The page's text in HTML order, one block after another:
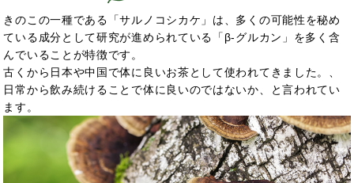
きのこの一種である「サルノコシカケ」は、 多くの可能性を秘め
ている成分として研究が進められている「β-グルカン」を多く含
んでいることが特徴です。
古くから日本や中国で体に良いお茶として使われてきました。
日常から飲み続けることで体に良いのではないか、と言われてい
ます。